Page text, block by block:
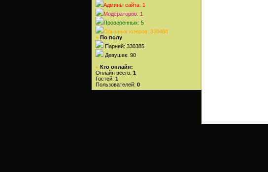
Админы сайта: 1
Модераторов: 1
Проверенных: 5
Обычных юзеров: 330468
» По полу
Парней: 330385
Девушек: 90
» Кто онлайн:
Онлайн всего: 1
Гостей: 1
Пользователей: 0